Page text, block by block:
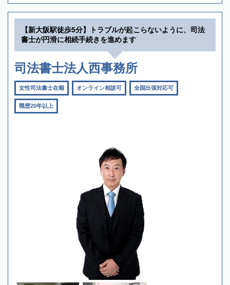
【新大阪駅徒歩5分】トラブルが起こらないように、司法
書士が円滑に相続手続きを進めます
司法書士法人西事務所
女性司法書士在籍 オンライン相談可 全国出張対応可
職歴20年以上